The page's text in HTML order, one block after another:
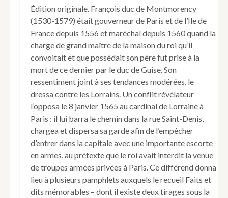
grands
personnages
et
seigneurs
françois
et
choses
rares
et
secrettes
advenues
en
France,
es
règnes
des
Roys
Françoys
premier,
Édition originale. François duc de Montmorency
(1530-1579) était gouverneur de Paris et de l’Ile de
France depuis 1556 et maréchal depuis 1560 quand la
charge de grand maître de la maison du roi qu’il
convoitait et que possédait son père fut prise à la
mort de ce dernier par le duc de Guise. Son
ressentiment joint à ses tendances modérées, le
dressa contre les Lorrains. Un conflit révélateur
l’opposa le 8 janvier 1565 au cardinal de Lorraine à
Paris : il lui barra le chemin dans la rue Saint-Denis,
chargea et dispersa sa garde afin de l’empêcher
d’entrer dans la capitale avec une importante escorte
en armes, au prétexte que le roi avait interdit la venue
de troupes armées privées à Paris. Ce différend donna
lieu à plusieurs pamphlets auxquels le recueil Faits et
dits mémorables – dont il existe deux tirages sous la